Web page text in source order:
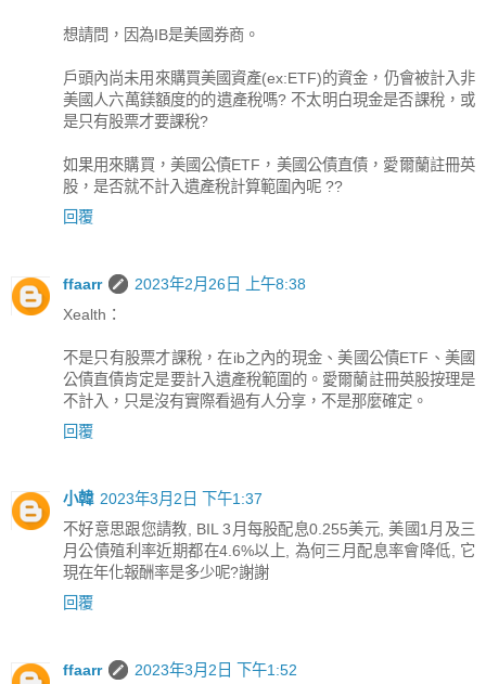
想請問，因為IB是美國券商。
戶頭內尚未用來購買美國資產(ex:ETF)的資金，仍會被計入非
美國人六萬鎂額度的的遺產稅嗎? 不太明白現金是否課稅，或
是只有股票才要課稅?
如果用來購買，美國公債ETF，美國公債直債，愛爾蘭註冊英
股，是否就不計入遺產稅計算範圍內呢 ??
回覆
ffaarr
2023年2月26日 上午8:38
Xealth：
不是只有股票才課稅，在ib之內的現金、美國公債ETF、美國
公債直債肯定是要計入遺產稅範圍的。愛爾蘭註冊英股按理是
不計入，只是沒有實際看過有人分享，不是那麼確定。
回覆
小韓 2023年3月2日 下午1:37
不好意思跟您請教, BIL 3月每股配息0.255美元, 美國1月及三
月公債殖利率近期都在4.6%以上, 為何三月配息率會降低, 它
現在年化報酬率是多少呢?謝謝
回覆
ffaarr
2023年3月2日 下午1:52